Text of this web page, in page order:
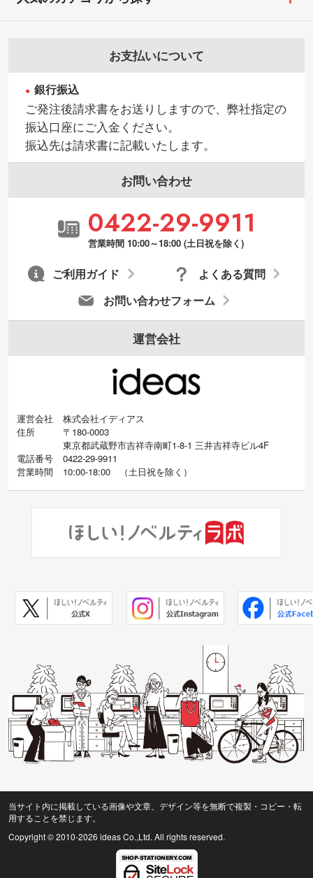
お支払いについて
銀行振込
ご発注後請求書をお送りしますので、弊社指定の
振込口座にご入金ください。
振込先は請求書に記載いたします。
お問い合わせ
0422-29-9911
営業時間 10:00～18:00 (土日祝を除く)
お問い合わせフォーム
よくある質問
ご利用ガイド
運営会社
運営会社
株式会社イディアス
住所
〒180-0003
東京都武蔵野市吉祥寺南町1-8-1 三井吉祥寺ビル4F
電話番号
0422-29-9911
営業時間
10:00-18:00 （土日祝を除く）
当サイト内に掲載している画像や文章、デザイン等を無断で複製・コピー・転
用することを禁じます。
Copyright © 2010-2026 ideas Co.,Ltd. All rights reserved.